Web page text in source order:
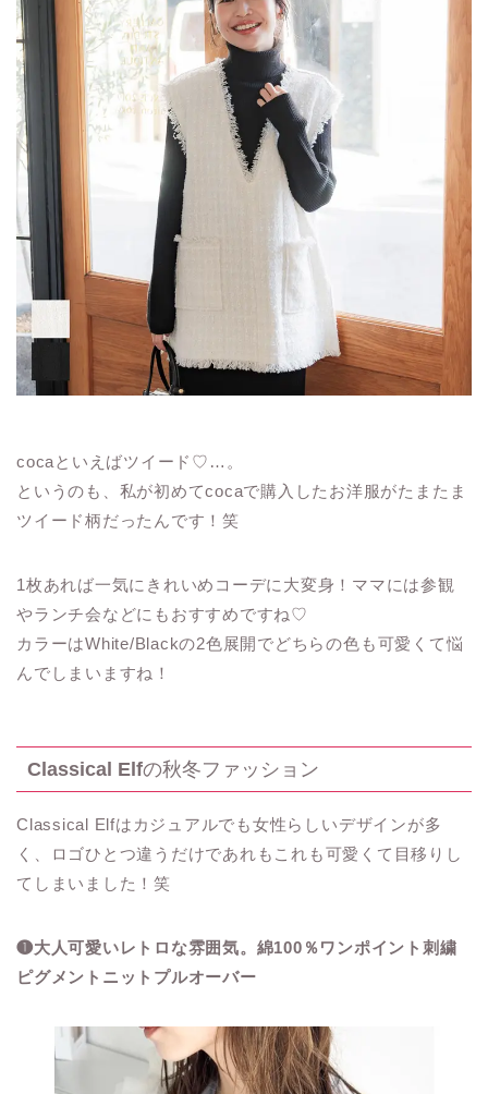
cocaといえばツイード♡…。
というのも、私が初めてcocaで購入したお洋服がたまたま
ツイード柄だったんです！笑
1枚あれば一気にきれいめコーデに大変身！ママには参観
やランチ会などにもおすすめですね♡
カラーはWhite/Blackの2色展開でどちらの色も可愛くて悩
んでしまいますね！
Classical Elfの秋冬ファッション
Classical Elfはカジュアルでも女性らしいデザインが多
く、ロゴひとつ違うだけであれもこれも可愛くて目移りし
てしまいました！笑
❶大人可愛いレトロな雰囲気。綿100％ワンポイント刺繍
ピグメントニットプルオーバー